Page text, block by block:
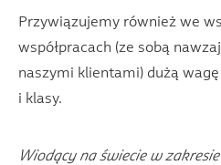
Przywiązujemy również we
współpracach (ze sobą
naszymi klientami) dużą
i klasy.
Wiodący na świecie w